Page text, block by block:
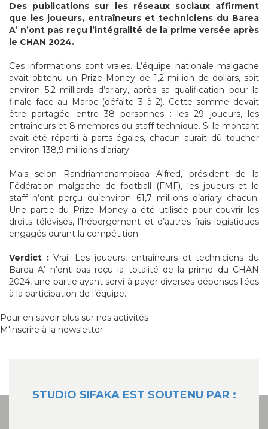
Des publications sur les réseaux sociaux affirment
que les joueurs, entraîneurs et techniciens du Barea
A’ n’ont pas reçu l’intégralité de la prime versée après
le CHAN 2024.
Ces informations sont vraies. L’équipe nationale malgache
avait obtenu un Prize Money de 1,2 million de dollars, soit
environ 5,2 milliards d’ariary, après sa qualification pour la
finale face au Maroc (défaite 3 à 2). Cette somme devait
être partagée entre 38 personnes : les 29 joueurs, les
entraîneurs et 8 membres du staff technique. Si le montant
avait été réparti à parts égales, chacun aurait dû toucher
environ 138,9 millions d’ariary.
Mais selon Randriamanampisoa Alfred, président de la
Fédération malgache de football (FMF), les joueurs et le
staff n’ont perçu qu’environ 61,7 millions d’ariary chacun.
Une partie du Prize Money a été utilisée pour couvrir les
droits télévisés, l’hébergement et d’autres frais logistiques
engagés durant la compétition.
Verdict :Vrai. Les joueurs, entraîneurs et techniciens du
Barea A’ n’ont pas reçu la totalité de la prime du CHAN
2024, une partie ayant servi à payer diverses dépenses liées
à la participation de l’équipe.
Pour en savoir plus sur nos activités
M'inscrire à la newsletter
STUDIO SIFAKA EST SOUTENU PAR :